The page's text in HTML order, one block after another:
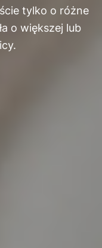
tylko o różne
o większej lub